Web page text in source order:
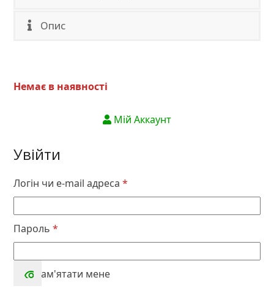
Опис
Немає в наявності
Мій Аккаунт
Увійти
Логін чи e-mail адреса*
Пароль*
Запам'ятати мене